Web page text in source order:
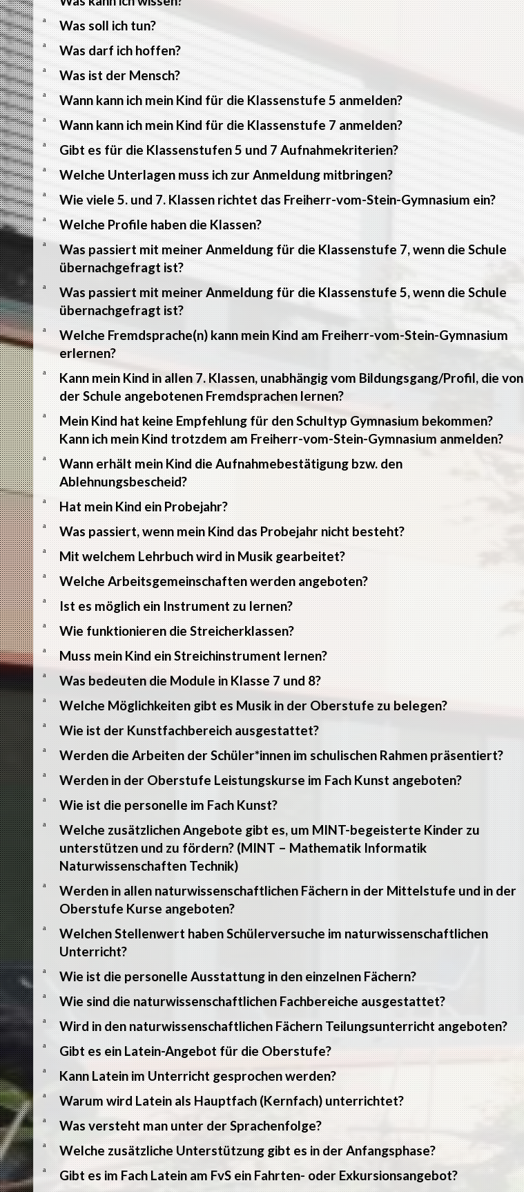
a Was soll ich tun?
a Was darf ich hoffen?
a Was ist der Mensch?
a Wann kann ich mein Kind für die Klassenstufe 5 anmelden?
a Wann kann ich mein Kind für die Klassenstufe 7 anmelden?
a Gibt es für die Klassenstufen 5 und 7 Aufnahmekriterien?
a Welche Unterlagen muss ich zur Anmeldung mitbringen?
a Wie viele 5. und 7. Klassen richtet das Freiherr-vom-Stein-Gymnasium ein?
a Welche Profile haben die Klassen?
a
Was passiert mit meiner Anmeldung für die Klassenstufe 7, wenn die Schule
übernachgefragt ist?
a
Was passiert mit meiner Anmeldung für die Klassenstufe 5, wenn die Schule
übernachgefragt ist?
a
Welche Fremdsprache(n) kann mein Kind am Freiherr-vom-Stein-Gymnasium
erlernen?
a
Kann mein Kind in allen 7. Klassen, unabhängig vom Bildungsgang/Profil, die von
der Schule angebotenen Fremdsprachen lernen?
a
Mein Kind hat keine Empfehlung für den Schultyp Gymnasium bekommen?
Kann ich mein Kind trotzdem am Freiherr-vom-Stein-Gymnasium anmelden?
a
Wann erhält mein Kind die Aufnahmebestätigung bzw. den
Ablehnungsbescheid?
a Hat mein Kind ein Probejahr?
a Was passiert, wenn mein Kind das Probejahr nicht besteht?
a Mit welchem Lehrbuch wird in Musik gearbeitet?
a Welche Arbeitsgemeinschaften werden angeboten?
a Ist es möglich ein Instrument zu lernen?
a Wie funktionieren die Streicherklassen?
a Muss mein Kind ein Streichinstrument lernen?
a Was bedeuten die Module in Klasse 7 und 8?
a Welche Möglichkeiten gibt es Musik in der Oberstufe zu belegen?
a Wie ist der Kunstfachbereich ausgestattet?
a Werden die Arbeiten der Schüler*innen im schulischen Rahmen präsentiert?
a Werden in der Oberstufe Leistungskurse im Fach Kunst angeboten?
a Wie ist die personelle im Fach Kunst?
a
Welche zusätzlichen Angebote gibt es, um MINT-begeisterte Kinder zu
unterstützen und zu fördern? (MINT – Mathematik Informatik
Naturwissenschaften Technik)
a
Werden in allen naturwissenschaftlichen Fächern in der Mittelstufe und in der
Oberstufe Kurse angeboten?
a
Welchen Stellenwert haben Schülerversuche im naturwissenschaftlichen
Unterricht?
a Wie ist die personelle Ausstattung in den einzelnen Fächern?
a Wie sind die naturwissenschaftlichen Fachbereiche ausgestattet?
a Wird in den naturwissenschaftlichen Fächern Teilungsunterricht angeboten?
a Gibt es ein Latein-Angebot für die Oberstufe?
a Kann Latein im Unterricht gesprochen werden?
a Warum wird Latein als Hauptfach (Kernfach) unterrichtet?
a Was versteht man unter der Sprachenfolge?
a Welche zusätzliche Unterstützung gibt es in der Anfangsphase?
a Gibt es im Fach Latein am FvS ein Fahrten- oder Exkursionsangebot?